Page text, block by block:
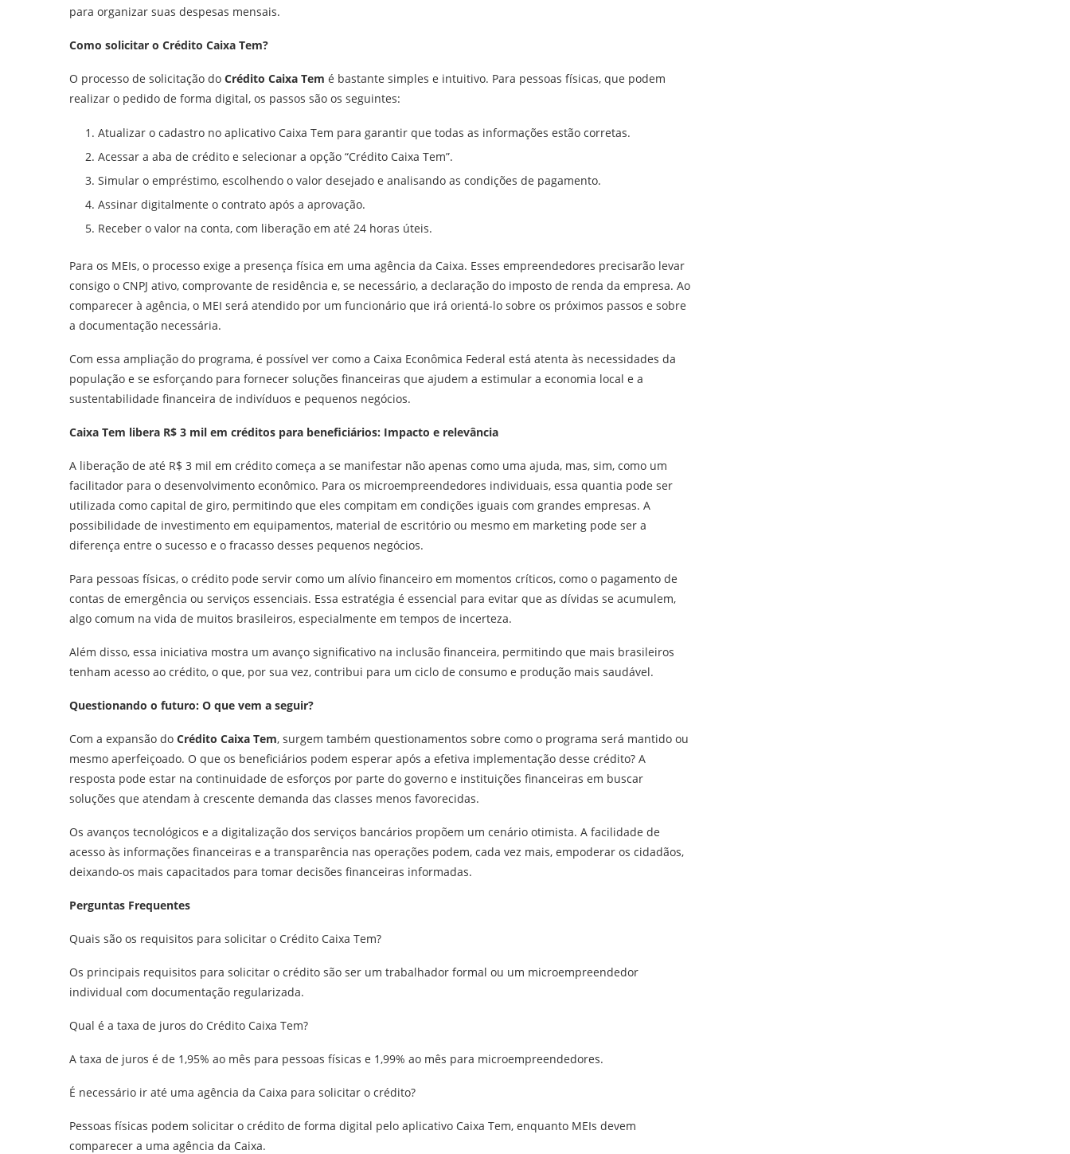
para organizar suas despesas mensais.
Como solicitar o Crédito Caixa Tem?
O processo de solicitação do Crédito Caixa Tem é bastante simples e intuitivo. Para pessoas físicas, que podem
realizar o pedido de forma digital, os passos são os seguintes:
Atualizar o cadastro no aplicativo Caixa Tem para garantir que todas as informações estão corretas.
Acessar a aba de crédito e selecionar a opção “Crédito Caixa Tem”.
Simular o empréstimo, escolhendo o valor desejado e analisando as condições de pagamento.
Assinar digitalmente o contrato após a aprovação.
Receber o valor na conta, com liberação em até 24 horas úteis.
Para os MEIs, o processo exige a presença física em uma agência da Caixa. Esses empreendedores precisarão levar
consigo o CNPJ ativo, comprovante de residência e, se necessário, a declaração do imposto de renda da empresa. Ao
comparecer à agência, o MEI será atendido por um funcionário que irá orientá-lo sobre os próximos passos e sobre
a documentação necessária.
Com essa ampliação do programa, é possível ver como a Caixa Econômica Federal está atenta às necessidades da
população e se esforçando para fornecer soluções financeiras que ajudem a estimular a economia local e a
sustentabilidade financeira de indivíduos e pequenos negócios.
Caixa Tem libera R$ 3 mil em créditos para beneficiários: Impacto e relevância
A liberação de até R$ 3 mil em crédito começa a se manifestar não apenas como uma ajuda, mas, sim, como um
facilitador para o desenvolvimento econômico. Para os microempreendedores individuais, essa quantia pode ser
utilizada como capital de giro, permitindo que eles compitam em condições iguais com grandes empresas. A
possibilidade de investimento em equipamentos, material de escritório ou mesmo em marketing pode ser a
diferença entre o sucesso e o fracasso desses pequenos negócios.
Para pessoas físicas, o crédito pode servir como um alívio financeiro em momentos críticos, como o pagamento de
contas de emergência ou serviços essenciais. Essa estratégia é essencial para evitar que as dívidas se acumulem,
algo comum na vida de muitos brasileiros, especialmente em tempos de incerteza.
Além disso, essa iniciativa mostra um avanço significativo na inclusão financeira, permitindo que mais brasileiros
tenham acesso ao crédito, o que, por sua vez, contribui para um ciclo de consumo e produção mais saudável.
Questionando o futuro: O que vem a seguir?
Com a expansão do Crédito Caixa Tem, surgem também questionamentos sobre como o programa será mantido ou
mesmo aperfeiçoado. O que os beneficiários podem esperar após a efetiva implementação desse crédito? A
resposta pode estar na continuidade de esforços por parte do governo e instituições financeiras em buscar
soluções que atendam à crescente demanda das classes menos favorecidas.
Os avanços tecnológicos e a digitalização dos serviços bancários propõem um cenário otimista. A facilidade de
acesso às informações financeiras e a transparência nas operações podem, cada vez mais, empoderar os cidadãos,
deixando-os mais capacitados para tomar decisões financeiras informadas.
Perguntas Frequentes
Quais são os requisitos para solicitar o Crédito Caixa Tem?
Os principais requisitos para solicitar o crédito são ser um trabalhador formal ou um microempreendedor
individual com documentação regularizada.
Qual é a taxa de juros do Crédito Caixa Tem?
A taxa de juros é de 1,95% ao mês para pessoas físicas e 1,99% ao mês para microempreendedores.
É necessário ir até uma agência da Caixa para solicitar o crédito?
Pessoas físicas podem solicitar o crédito de forma digital pelo aplicativo Caixa Tem, enquanto MEIs devem
comparecer a uma agência da Caixa.